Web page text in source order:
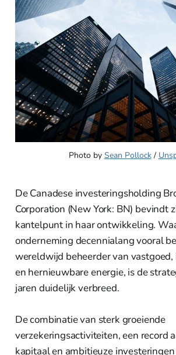
Photo by Sean Pollock /
De Canadese investeringsholding
Corporation (New York: BN) bevindt
kantelpunt in haar ontwikkeling.
onderneming decennialang vooral
wereldwijd beheerder van
en hernieuwbare energie, is de
jaren duidelijk verbreed.
De combinatie van sterk groeiende
verzekeringsactiviteiten, een record
kapitaal en ambitieuze